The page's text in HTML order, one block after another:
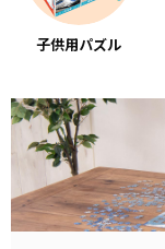
子供用パズル